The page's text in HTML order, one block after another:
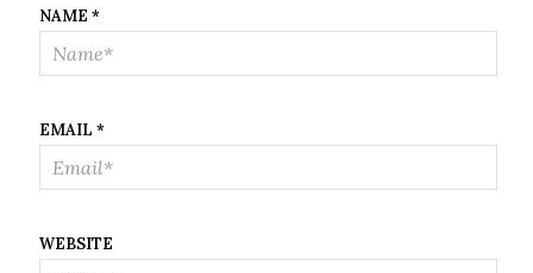
NAME *
EMAIL *
WEBSITE